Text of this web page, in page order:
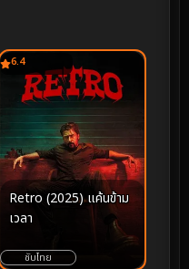
6.4
Retro (2025) แค้นข้าม
เวลา
ซับไทย